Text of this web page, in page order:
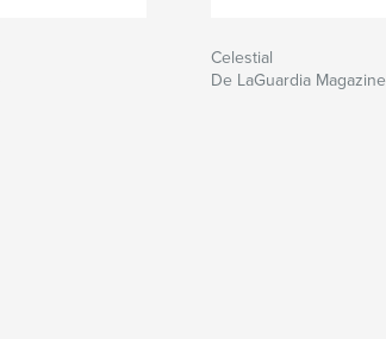
Celestial
De LaGuardia Magazine